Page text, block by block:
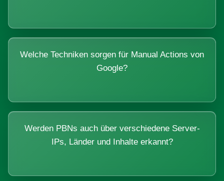
Welche Techniken sorgen für Manual Actions von
Google?
Werden PBNs auch über verschiedene Server-
IPs, Länder und Inhalte erkannt?